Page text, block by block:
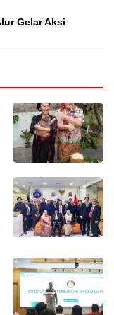
Gelar Aksi